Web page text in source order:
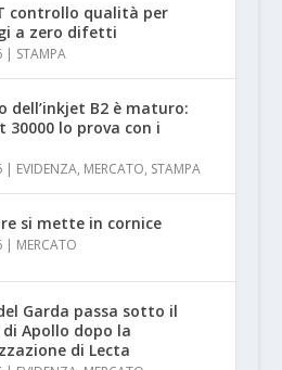
controllo qualità per
a zero difetti
| STAMPA
dell’inkjet B2 è maturo:
30000 lo prova con i
| EVIDENZA, MERCATO, STAMPA
si mette in cornice
| MERCATO
Garda passa sotto il
Apollo dopo la
di Lecta